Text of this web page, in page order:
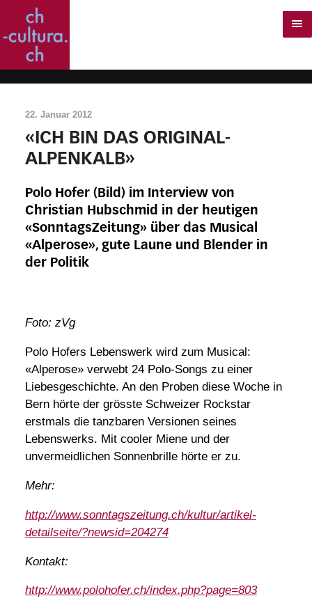
22. Januar 2012
«ICH BIN DAS ORIGINAL-
ALPENKALB»
Polo Hofer (Bild) im Interview von
Christian Hubschmid in der heutigen
«SonntagsZeitung» über das Musical
«Alperose», gute Laune und Blender in
der Politik
Foto: zVg
Polo Hofers Lebenswerk wird zum Musical:
«Alperose» verwebt 24 Polo-Songs zu einer
Liebesgeschichte. An den Proben diese Woche in
Bern hörte der grösste Schweizer Rockstar
erstmals die tanzbaren Versionen seines
Lebenswerks. Mit cooler Miene und der
unvermeidlichen Sonnenbrille hörte er zu.
Mehr:
http://www.sonntagszeitung.ch/kultur/artikel-
detailseite/?newsid=204274
Kontakt:
http://www.polohofer.ch/index.php?page=803